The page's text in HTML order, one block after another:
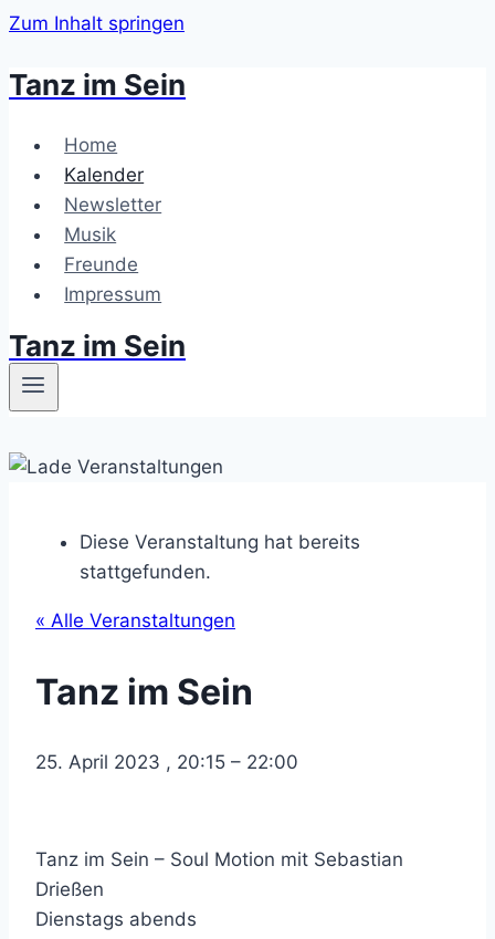
Zum Inhalt springen
Tanz im Sein
Home
Kalender
Newsletter
Musik
Freunde
Impressum
Tanz im Sein
Diese Veranstaltung hat bereits
stattgefunden.
« Alle Veranstaltungen
Tanz im Sein
25. April 2023 , 20:15 – 22:00
Tanz im Sein – Soul Motion mit Sebastian
Drießen
Dienstags abends